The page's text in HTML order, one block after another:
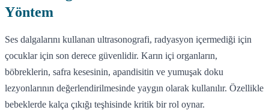
Yöntem
Ses dalgalarını kullanan ultrasonografi, radyasyon içermediği için
çocuklar için son derece güvenlidir. Karın içi organların,
böbreklerin, safra kesesinin, apandisitin ve yumuşak doku
lezyonlarının değerlendirilmesinde yaygın olarak kullanılır. Özellikle
bebeklerde kalça çıkığı teşhisinde kritik bir rol oynar.